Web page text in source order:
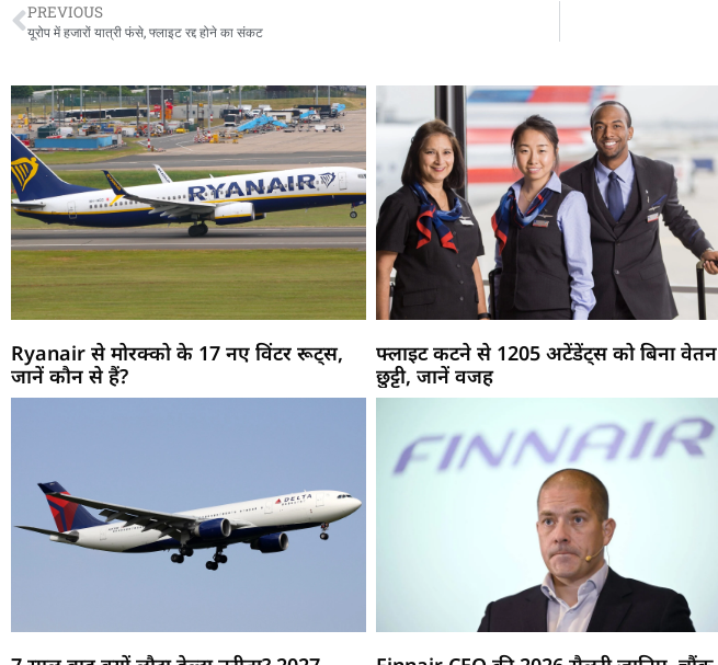
PREVIOUS
यूरोप में हजारों यात्री फंसे, फ्लाइट रद्द होने का संकट
Ryanair से मोरक्को के 17 नए विंटर रूट्स,
जानें कौन से हैं?
फ्लाइट कटने से 1205 अटेंडेंट्स को बिना वेतन
छुट्टी, जानें वजह